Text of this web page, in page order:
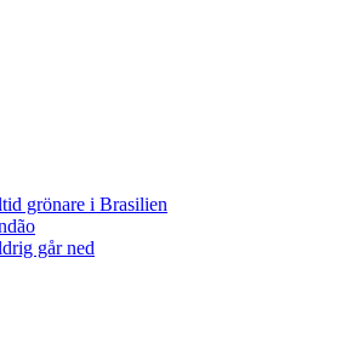
grönare i Brasilien
går ned